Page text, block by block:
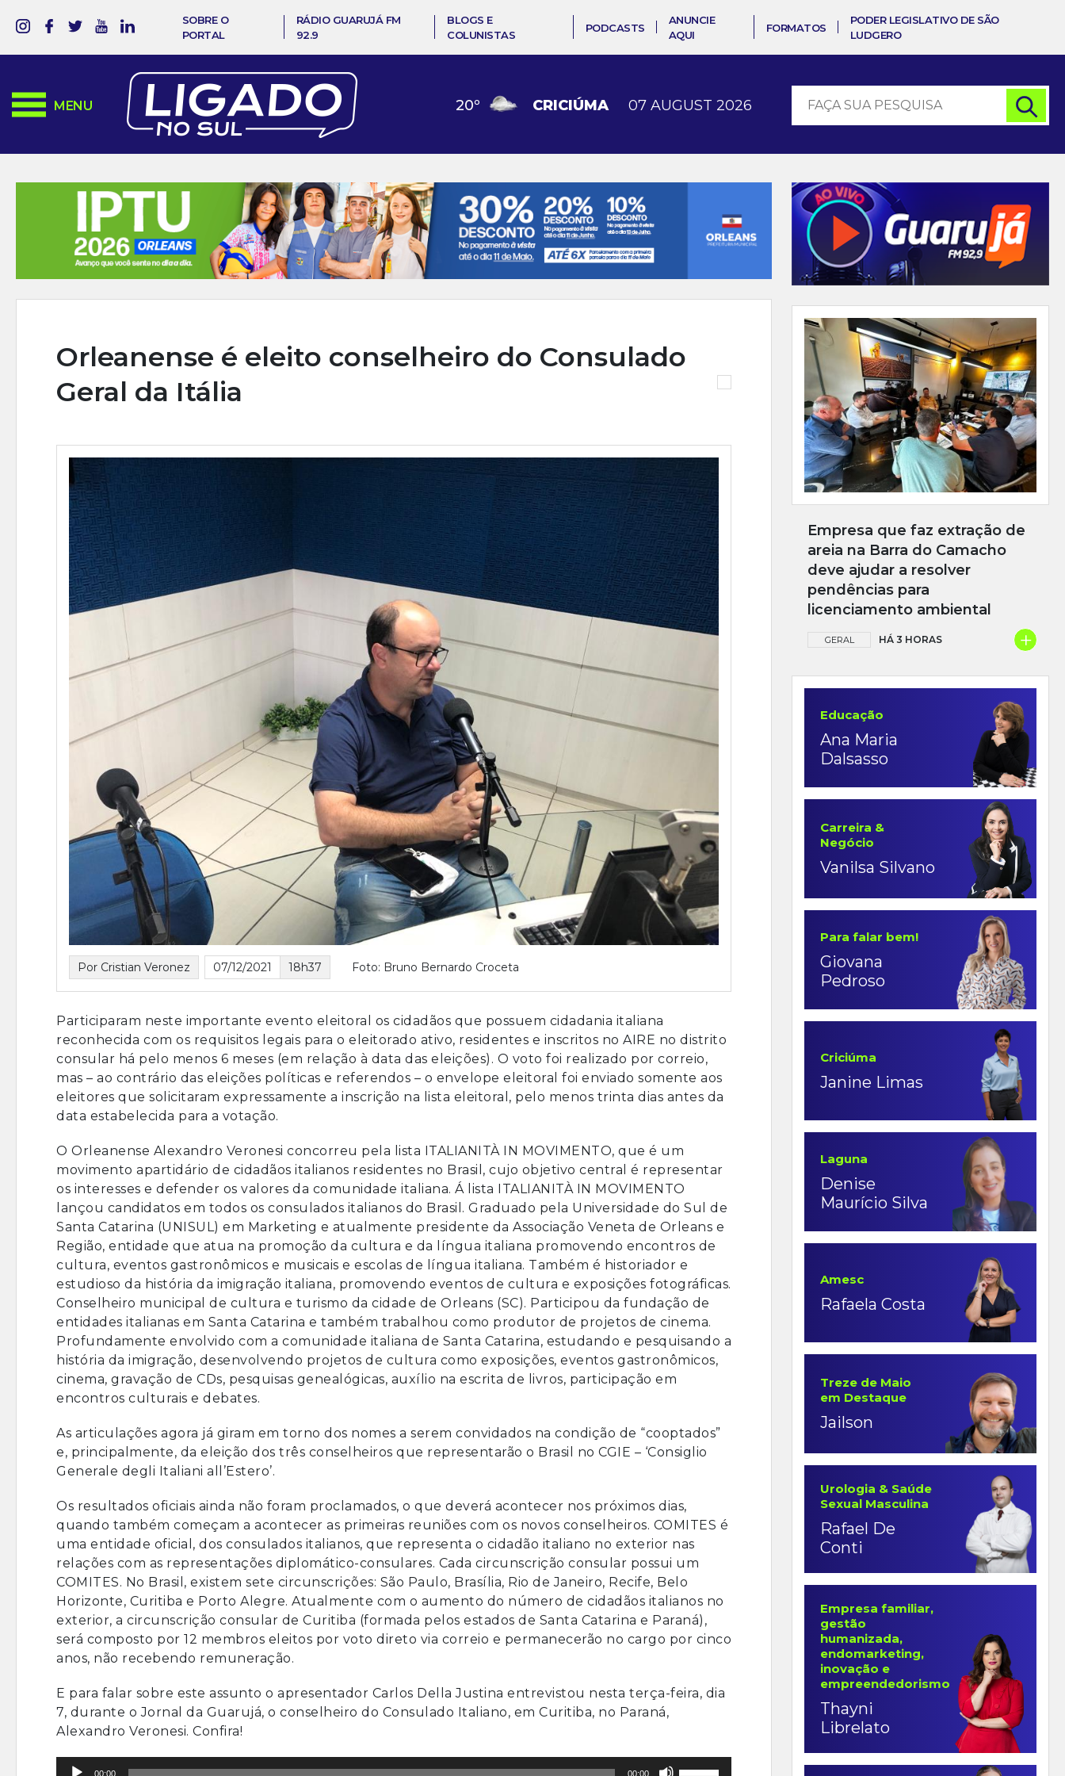
SOBRE O
PORTAL
RÁDIO GUARUJÁ FM
92.9
BLOGS E
COLUNISTAS
PODCASTS
ANUNCIE
AQUI
FORMATOS
PODER LEGISLATIVO DE SÃO
LUDGERO
MENU 20º CRICIÚMA 07 AUGUST 2026
Orleanense é eleito conselheiro do Consulado
Geral da Itália
Por Cristian Veronez 07/12/2021 18h37 Foto: Bruno Bernardo Croceta
Participaram neste importante evento eleitoral os cidadãos que possuem cidadania italiana
reconhecida com os requisitos legais para o eleitorado ativo, residentes e inscritos no AIRE no distrito
consular há pelo menos 6 meses (em relação à data das eleições). O voto foi realizado por correio,
mas – ao contrário das eleições políticas e referendos – o envelope eleitoral foi enviado somente aos
eleitores que solicitaram expressamente a inscrição na lista eleitoral, pelo menos trinta dias antes da
data estabelecida para a votação.
O Orleanense Alexandro Veronesi concorreu pela lista ITALIANITÀ IN MOVIMENTO, que é um
movimento apartidário de cidadãos italianos residentes no Brasil, cujo objetivo central é representar
os interesses e defender os valores da comunidade italiana. Á lista ITALIANITÀ IN MOVIMENTO
lançou candidatos em todos os consulados italianos do Brasil. Graduado pela Universidade do Sul de
Santa Catarina (UNISUL) em Marketing e atualmente presidente da Associação Veneta de Orleans e
Região, entidade que atua na promoção da cultura e da língua italiana promovendo encontros de
cultura, eventos gastronômicos e musicais e escolas de língua italiana. Também é historiador e
estudioso da história da imigração italiana, promovendo eventos de cultura e exposições fotográficas.
Conselheiro municipal de cultura e turismo da cidade de Orleans (SC). Participou da fundação de
entidades italianas em Santa Catarina e também trabalhou como produtor de projetos de cinema.
Profundamente envolvido com a comunidade italiana de Santa Catarina, estudando e pesquisando a
história da imigração, desenvolvendo projetos de cultura como exposições, eventos gastronômicos,
cinema, gravação de CDs, pesquisas genealógicas, auxílio na escrita de livros, participação em
encontros culturais e debates.
As articulações agora já giram em torno dos nomes a serem convidados na condição de “cooptados”
e, principalmente, da eleição dos três conselheiros que representarão o Brasil no CGIE – ‘Consiglio
Generale degli Italiani all’Estero’.
Os resultados oficiais ainda não foram proclamados, o que deverá acontecer nos próximos dias,
quando também começam a acontecer as primeiras reuniões com os novos conselheiros. COMITES é
uma entidade oficial, dos consulados italianos, que representa o cidadão italiano no exterior nas
relações com as representações diplomático-consulares. Cada circunscrição consular possui um
COMITES. No Brasil, existem sete circunscrições: São Paulo, Brasília, Rio de Janeiro, Recife, Belo
Horizonte, Curitiba e Porto Alegre. Atualmente com o aumento do número de cidadãos italianos no
exterior, a circunscrição consular de Curitiba (formada pelos estados de Santa Catarina e Paraná),
será composto por 12 membros eleitos por voto direto via correio e permanecerão no cargo por cinco
anos, não recebendo remuneração.
E para falar sobre este assunto o apresentador Carlos Della Justina entrevistou nesta terça-feira, dia
7, durante o Jornal da Guarujá, o conselheiro do Consulado Italiano, em Curitiba, no Paraná,
Alexandro Veronesi. Confira!
Tocador
00:00 00:00
Empresa que faz extração de
areia na Barra do Camacho
deve ajudar a resolver
pendências para
licenciamento ambiental
GERAL HÁ 3 HORAS +
Educação
Ana Maria
Dalsasso
Carreira &
Negócio
Vanilsa Silvano
Para falar bem!
Giovana
Pedroso
Criciúma
Janine Limas
Laguna
Denise
Maurício Silva
Amesc
Rafaela Costa
Treze de Maio
em Destaque
Jailson
Urologia & Saúde
Sexual Masculina
Rafael De
Conti
Empresa familiar,
gestão
humanizada,
endomarketing,
inovação e
empreendedorismo
Thayni
Librelato